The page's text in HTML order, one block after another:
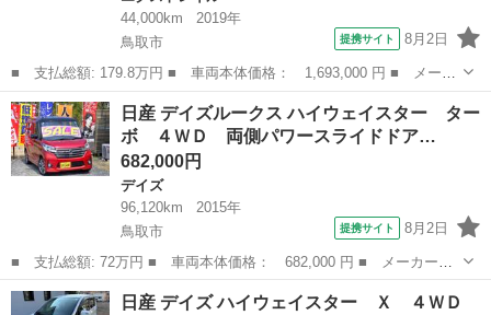
44,000km
2019年
鳥取市
提携サイト 8月2日
■ 支払総額: 179.8万円 ■ 車両本体価格： 1,693,000 円 ■ メーカ
ー名： 日産 ■ 車種名： エクストレイル ■ グレード名： ２０
Ｘｉ ４ＷＤ 社外ナビ／ＴＶ／ＤＶＤ／ＣＤ／ＢＴ アラウンドビ
ュー Ｅ...
鳥取 鳥取市 エクストレイル
日産 デイズルークス ハイウェイスター ター
ボ ４ＷＤ 両側パワースライドドア…
682,000円
デイズ
96,120km
2015年
鳥取市
提携サイト 8月2日
■ 支払総額: 72万円 ■ 車両本体価格： 682,000 円 ■ メーカー
名： 日産 ■ 車種名： デイズルークス ■ グレード名： ハイウ
ェイスター ターボ ４ＷＤ 両側パワースライドドア エマージェ
鳥取 鳥取市 デイズ
日産 デイズ ハイウェイスター Ｘ ４ＷＤ